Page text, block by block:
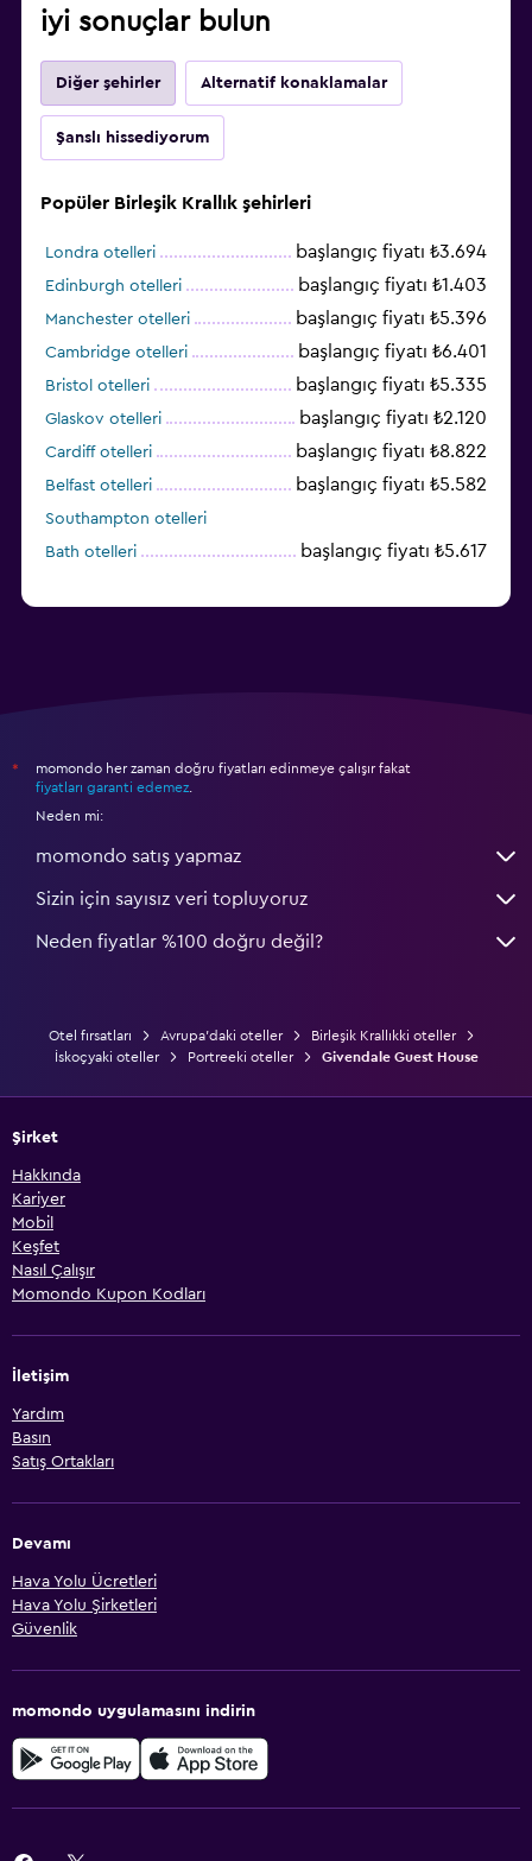
iyi sonuçlar bulun
Diğer şehirler Alternatif konaklamalar
Şanslı hissediyorum
Popüler Birleşik Krallık şehirleri
Londra otelleri başlangıç fiyatı ₺3.694
Edinburgh otelleri başlangıç fiyatı ₺1.403
Manchester otelleri başlangıç fiyatı ₺5.396
Cambridge otelleri başlangıç fiyatı ₺6.401
Bristol otelleri başlangıç fiyatı ₺5.335
Glaskov otelleri başlangıç fiyatı ₺2.120
Cardiff otelleri başlangıç fiyatı ₺8.822
Belfast otelleri başlangıç fiyatı ₺5.582
Southampton otelleri
Bath otelleri
başlangıç fiyatı ₺5.617
*
momondo her zaman doğru fiyatları edinmeye çalışır fakat
fiyatları garanti edemez
Neden mi:
momondo satış yapmaz
Sizin için sayısız veri topluyoruz
Neden fiyatlar %100 doğru değil?
Otel fırsatları Avrupa'daki oteller
Birleşik Krallıkki oteller
İskoçyaki oteller
Portreeki oteller Givendale Guest House
Şirket
Hakkında
Kariyer
Mobil
Keşfet
Nasıl Çalışır
Momondo Kupon Kodları
İletişim
Yardım
Basın
Satış Ortakları
Devamı
Hava Yolu Ücretleri
Hava Yolu Şirketleri
Güvenlik
momondo uygulamasını indirin